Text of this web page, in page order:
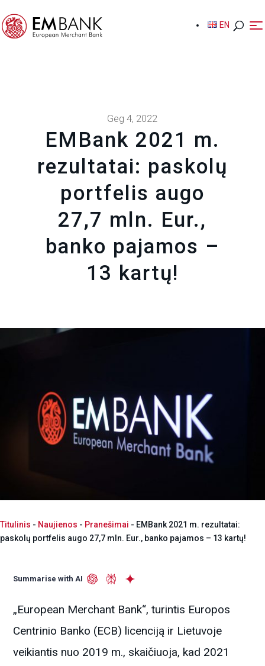
EN
EN
Geg 4, 2022
EMBank 2021 m.
rezultatai: paskolų
portfelis augo
27,7 mln. Eur.,
banko pajamos –
13 kartų!
Titulinis - Naujienos - Pranešimai - EMBank 2021 m. rezultatai:
paskolų portfelis augo 27,7 mln. Eur., banko pajamos – 13 kartų!
Summarise with AI
„European Merchant Bank“, turintis Europos
Centrinio Banko (ECB) licenciją ir Lietuvoje
veikiantis nuo 2019 m., skaičiuoja, kad 2021